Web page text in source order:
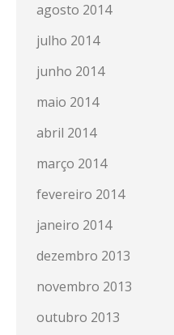
agosto 2014
julho 2014
junho 2014
maio 2014
abril 2014
março 2014
fevereiro 2014
janeiro 2014
dezembro 2013
novembro 2013
outubro 2013